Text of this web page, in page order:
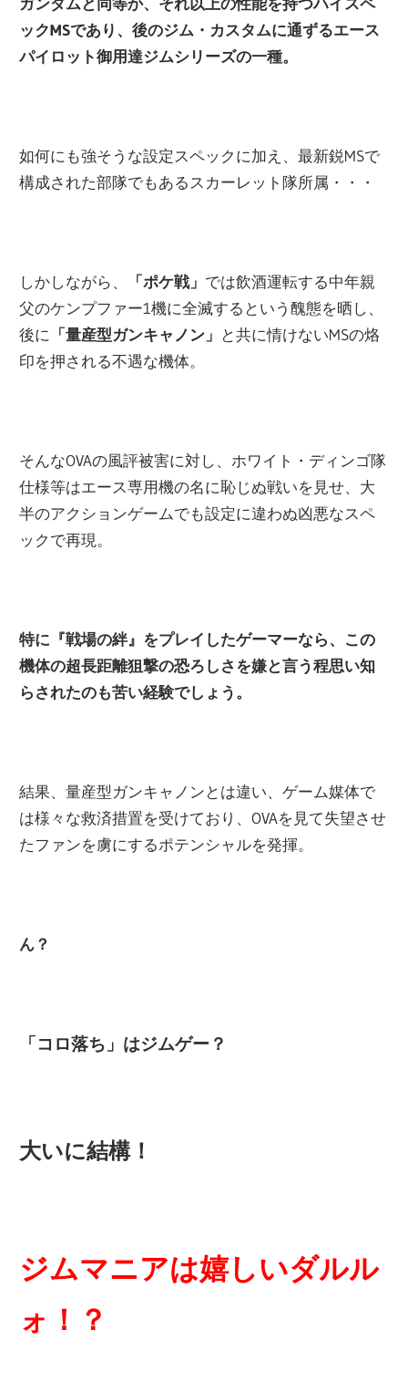
ックMSであり、後のジム・カスタムに通ずるエース
パイロット御用達ジムシリーズの一種。
如何にも強そうな設定スペックに加え、最新鋭MSで
構成された部隊でもあるスカーレット隊所属・・・
しかしながら、 「ポケ戦」 では飲酒運転する中年親
父のケンプファー1機に全滅するという醜態を晒し、
後に 「量産型ガンキャノン」 と共に情けないMSの烙
印を押される不遇な機体。
そんなOVAの風評被害に対し、ホワイト・ディンゴ隊
仕様等はエース専用機の名に恥じぬ戦いを見せ、大
半のアクションゲームでも設定に違わぬ凶悪なスペ
ックで再現。
特に『戦場の絆』をプレイしたゲーマーなら、この
機体の超長距離狙撃の恐ろしさを嫌と言う程思い知
らされたのも苦い経験でしょう。
結果、量産型ガンキャノンとは違い、ゲーム媒体で
は様々な救済措置を受けており、OVAを見て失望させ
たファンを虜にするポテンシャルを発揮。
ん？
「コロ落ち」はジムゲー？
大いに結構！
ジムマニアは嬉しいダルル
ォ！？